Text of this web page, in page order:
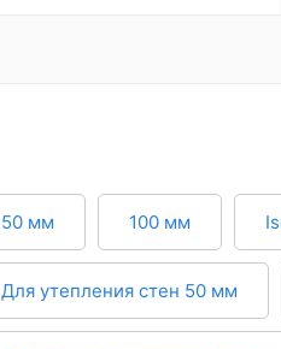
50 мм 100 мм
Для утепления стен 50 мм